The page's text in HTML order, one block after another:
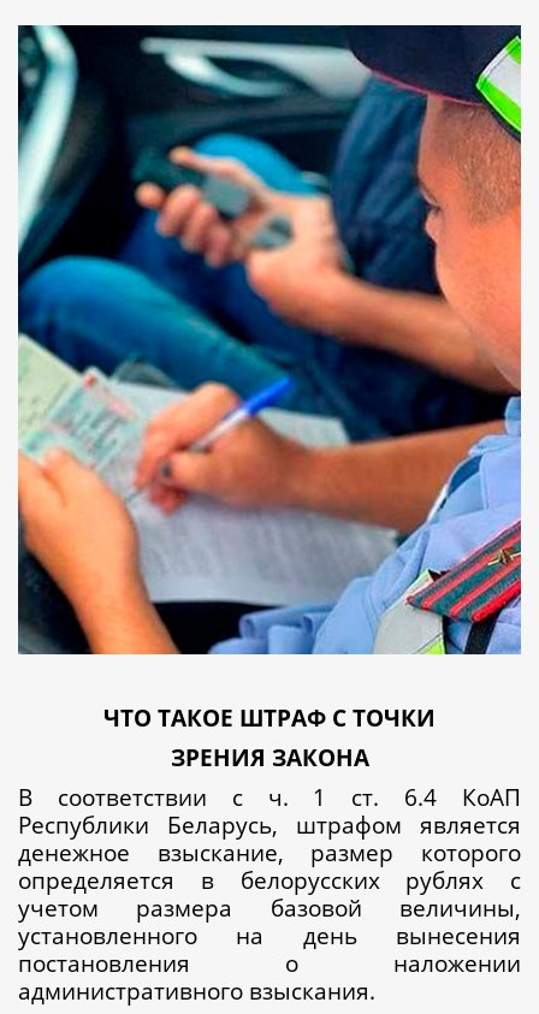
ЧТО ТАКОЕ ШТРАФ С ТОЧКИ
ЗРЕНИЯ ЗАКОНА
В соответствии с ч. 1 ст. 6.4 КоАП
Республики Беларусь, штрафом является
денежное взыскание, размер которого
определяется в белорусских рублях с
учетом размера базовой величины,
установленного на день вынесения
постановления о наложении
административного взыскания.